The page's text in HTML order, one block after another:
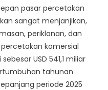
pasar percetakan
sangat menjanjikan,
periklanan, dan
komersial
USD 541,1 miliar
tahunan
periode 2025